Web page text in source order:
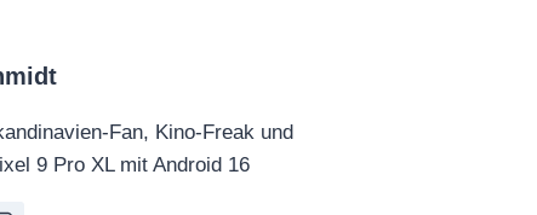
Fan, Kino-Freak und
9 Pro XL mit Android 16